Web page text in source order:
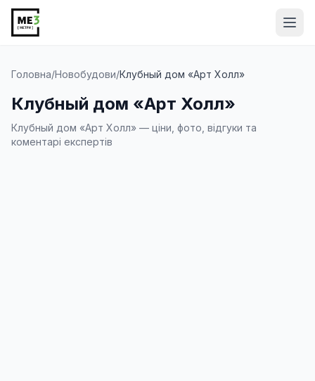
Головна/Новобудови/Клубный дом «Арт Холл»
Клубный дом «Арт Холл»
Клубный дом «Арт Холл» — ціни, фото, відгуки та
коментарі експертів